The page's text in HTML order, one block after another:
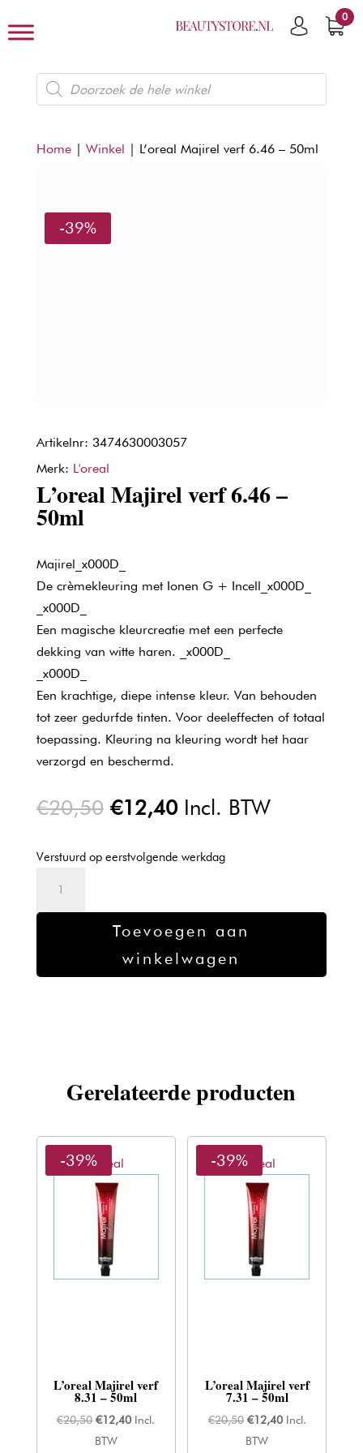
0
Producten
zoeken
Home| Winkel | L’oreal Majirel verf 6.46 – 50ml
-39%
Artikelnr: 3474630003057
Merk: L'oreal
L’oreal Majirel verf 6.46 –
50ml
Majirel_x000D_
De crèmekleuring met Ionen G + Incell_x000D_
_x000D_
Een magische kleurcreatie met een perfecte
dekking van witte haren. _x000D_
_x000D_
Een krachtige, diepe intense kleur. Van behouden
tot zeer gedurfde tinten. Voor deeleffecten of totaal
toepassing. Kleuring na kleuring wordt het haar
verzorgd en beschermd.
€20,50 Oorspronkelijke
was:
€20,50.
€12,40Huidige
is:
€12,40.
Incl. BTW
Verstuurd op eerstvolgende werkdag
Toevoegen aan
winkelwagen
Gerelateerde producten
L'oreal
-39%
L’oreal Majirel verf
8.31 – 50ml
€20,50 Oorspronkelijke
prijs
€12,40Huidige
Incl.
BTW
L'oreal
-39%
L’oreal Majirel verf
7.31 – 50ml
€20,50 Oorspronkelijke
prijs
€12,40Huidige
Incl.
BTW